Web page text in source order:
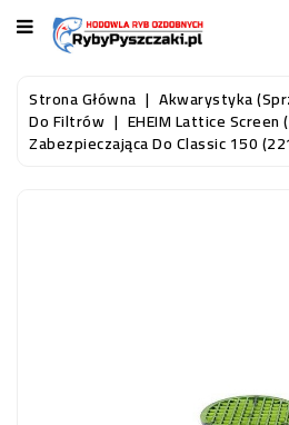
KATEGORIA
STRONA
GŁÓWNA
Strona Główna Akwarystyka
Do Filtrów EHEIM Lattice
Zabezpieczająca Do Classic 150